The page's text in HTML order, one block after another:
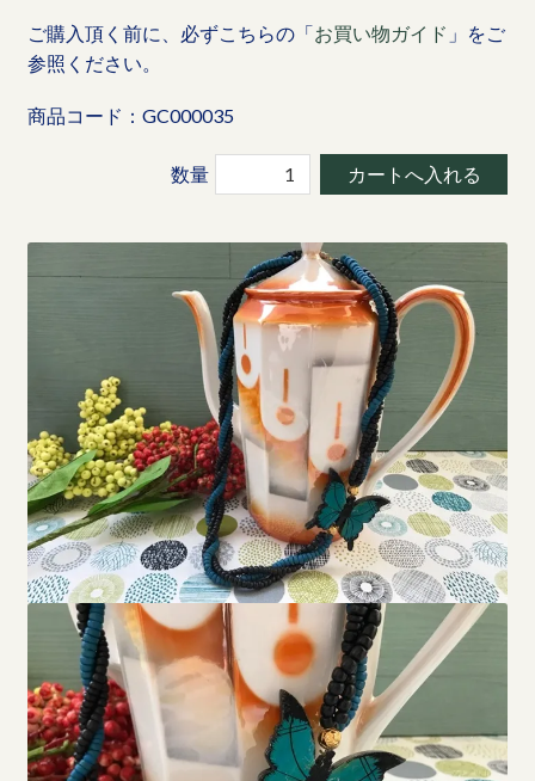
ご購入頂く前に、必ずこちらの「お買い物ガイド 」をご
参照ください。
商品コード：GC000035
数量